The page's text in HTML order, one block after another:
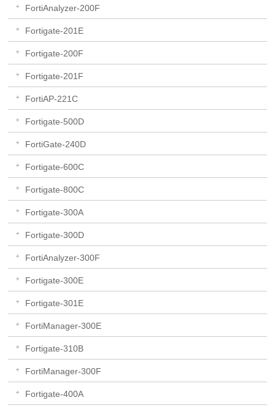
FortiAnalyzer-200F
Fortigate-201E
Fortigate-200F
Fortigate-201F
FortiAP-221C
Fortigate-500D
FortiGate-240D
Fortigate-600C
Fortigate-800C
Fortigate-300A
Fortigate-300D
FortiAnalyzer-300F
Fortigate-300E
Fortigate-301E
FortiManager-300E
Fortigate-310B
FortiManager-300F
Fortigate-400A